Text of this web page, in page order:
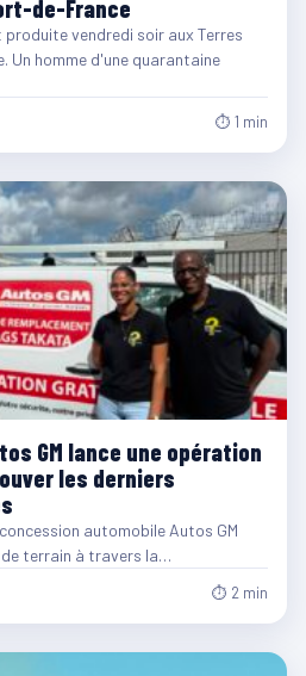
de-France
produite vendredi soir aux Terres
Un homme d'une quarantaine
⏱ 1 min
GM lance une opération
les derniers
automobile Autos GM
terrain à travers la…
⏱ 2 min